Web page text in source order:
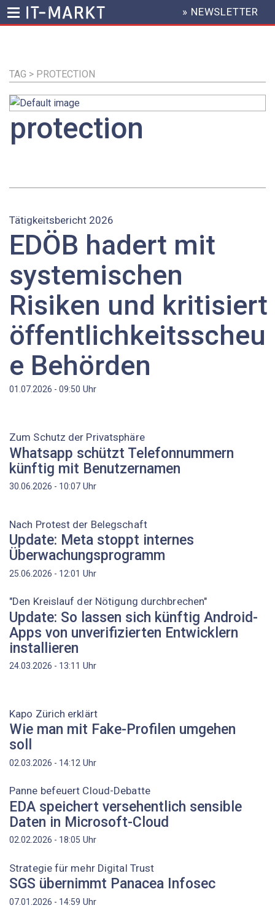
Inhalt
HEADER
MENU
» NEWSLETTER
TAG > PROTECTION
protection
Tätigkeitsbericht 2026
EDÖB hadert mit
systemischen
Risiken und kritisiert
öffentlichkeitsscheu
e Behörden
01.07.2026 - 09:50 Uhr
Zum Schutz der Privatsphäre
Whatsapp schützt Telefonnummern
künftig mit Benutzernamen
30.06.2026 - 10:07 Uhr
Nach Protest der Belegschaft
Update: Meta stoppt internes
Überwachungsprogramm
25.06.2026 - 12:01 Uhr
"Den Kreislauf der Nötigung durchbrechen"
Update: So lassen sich künftig Android-
Apps von unverifizierten Entwicklern
installieren
24.03.2026 - 13:11 Uhr
Kapo Zürich erklärt
Wie man mit Fake-Profilen umgehen
soll
02.03.2026 - 14:12 Uhr
Panne befeuert Cloud-Debatte
EDA speichert versehentlich sensible
Daten in Microsoft-Cloud
02.02.2026 - 18:05 Uhr
Strategie für mehr Digital Trust
SGS übernimmt Panacea Infosec
07.01.2026 - 14:59 Uhr